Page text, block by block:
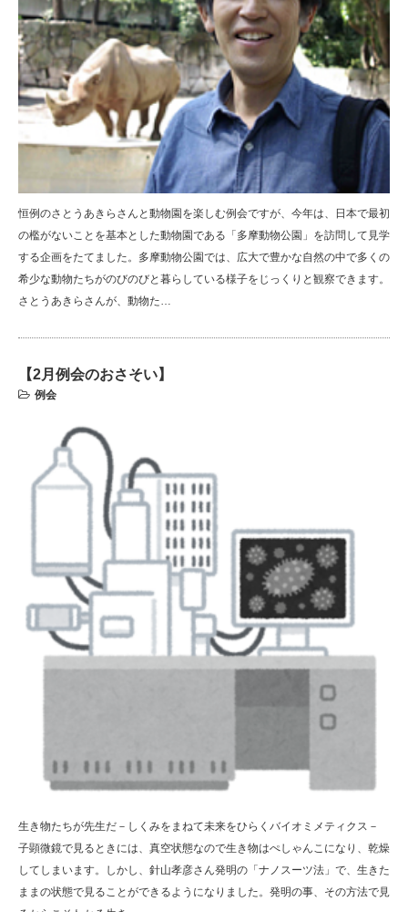
恒例のさとうあきらさんと動物園を楽しむ例会ですが、今年は、日本で最初
の檻がないことを基本とした動物園である「多摩動物公園」を訪問して見学
する企画をたてました。多摩動物公園では、広大で豊かな自然の中で多くの
希少な動物たちがのびのびと暮らしている様子をじっくりと観察できます。
さとうあきらさんが、動物た…
【2月例会のおさそい】
例会
生き物たちが先生だ－しくみをまねて未来をひらくバイオミメティクス－
子顕微鏡で見るときには、真空状態なので生き物はぺしゃんこになり、乾燥
してしまいます。しかし、針山孝彦さん発明の「ナノスーツ法」で、生きた
ままの状態で見ることができるようになりました。発明の事、その方法で見